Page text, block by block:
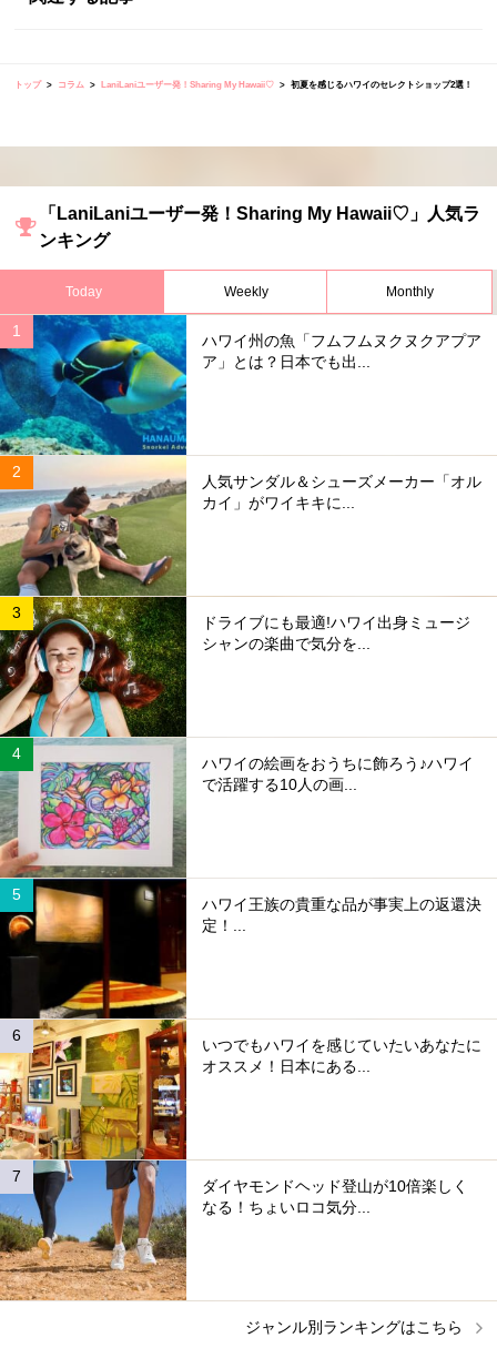
トップ コラム LaniLaniユーザー発！Sharing My Hawaii♡ 初夏を感じるハワイのセレクトショップ2選！
「LaniLaniユーザー発！Sharing My Hawaii♡」人気ラ
ンキング
Today Weekly Monthly
ハワイ州の魚「フムフムヌクヌクアプア
ア」とは？日本でも出...
人気サンダル＆シューズメーカー「オル
カイ」がワイキキに...
ドライブにも最適!ハワイ出身ミュージ
シャンの楽曲で気分を...
ハワイの絵画をおうちに飾ろう♪ハワイ
で活躍する10人の画...
ハワイ王族の貴重な品が事実上の返還決
定！...
いつでもハワイを感じていたいあなたに
オススメ！日本にある...
ダイヤモンドヘッド登山が10倍楽しく
なる！ちょいロコ気分...
ジャンル別ランキングはこちら